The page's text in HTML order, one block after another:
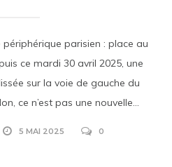
parisien : place au
ce mardi 30 avril 2025, une
sur la voie de gauche du
ce n’est pas une nouvelle...
5 MAI 2025 0